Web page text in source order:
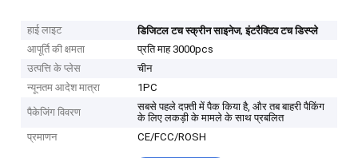
हाई लाइट डिजिटल टच स्क्रीन साइनेज,इंटरैक्टिव टच डिस्प्ले
आपूर्ति की क्षमता
प्रति माह 3000pcs
उत्पत्ति के प्लेस
चीन
न्यूनतम आदेश मात्रा
1PC
पैकेजिंग विवरण
सबसे पहले दफ़्ती में पैक किया है, और तब बाहरी पैकिंग
के लिए लकड़ी के मामले के साथ प्रबलित
प्रमाणन
CE/FCC/ROSH